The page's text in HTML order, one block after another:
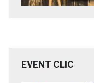
EVENT CLIC